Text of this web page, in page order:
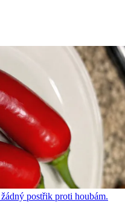
postřik proti houbám.